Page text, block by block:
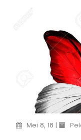
Mei 8, 18 |